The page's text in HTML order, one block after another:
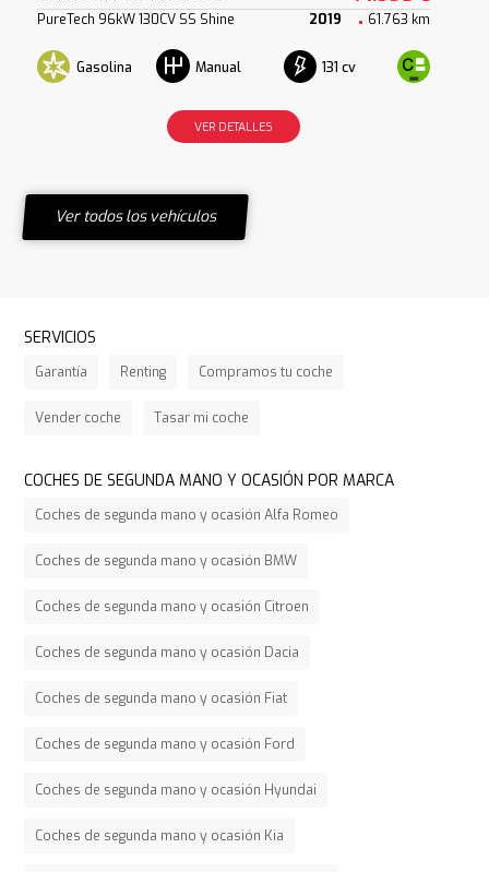
PureTech 96kW 130CV SS Shine 2019 61.763 km
Gasolina Manual 131 cv
VER DETALLES
Ver todos los vehículos
SERVICIOS
Garantía Renting Compramos tu coche
Vender coche Tasar mi coche
COCHES DE SEGUNDA MANO Y OCASIÓN POR MARCA
Coches de segunda mano y ocasión Alfa Romeo
Coches de segunda mano y ocasión BMW
Coches de segunda mano y ocasión Citroen
Coches de segunda mano y ocasión Dacia
Coches de segunda mano y ocasión Fiat
Coches de segunda mano y ocasión Ford
Coches de segunda mano y ocasión Hyundai
Coches de segunda mano y ocasión Kia